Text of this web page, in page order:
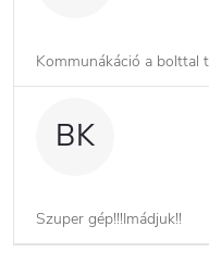
Kommunákáció a bolttal
BK
Szuper gép!!!Imádjuk!!